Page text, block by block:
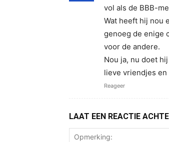
vol als de BBB-
Wat heeft hij nou
genoeg de enige
voor de andere.
Nou ja, nu doet
lieve vriendjes
Reageer
LAAT EEN REACTIE